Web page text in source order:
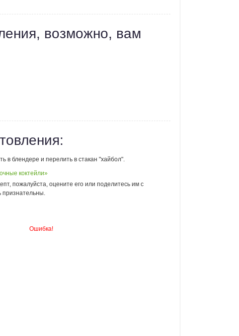
возможно, вам
в блендере и перелить в стакан "хайбол".
коктейли»
пожалуйста, оцените его или поделитесь им с
признательны.
Ошибка!